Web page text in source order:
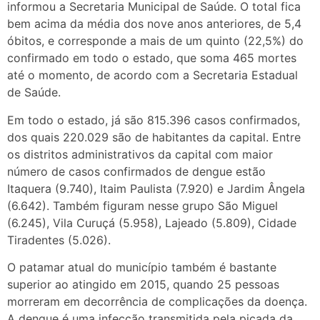
informou a Secretaria Municipal de Saúde. O total fica
bem acima da média dos nove anos anteriores, de 5,4
óbitos, e corresponde a mais de um quinto (22,5%) do
confirmado em todo o estado, que soma 465 mortes
até o momento, de acordo com a Secretaria Estadual
de Saúde.
Em todo o estado, já são 815.396 casos confirmados,
dos quais 220.029 são de habitantes da capital. Entre
os distritos administrativos da capital com maior
número de casos confirmados de dengue estão
Itaquera (9.740), Itaim Paulista (7.920) e Jardim Ângela
(6.642). Também figuram nesse grupo São Miguel
(6.245), Vila Curuçá (5.958), Lajeado (5.809), Cidade
Tiradentes (5.026).
O patamar atual do município também é bastante
superior ao atingido em 2015, quando 25 pessoas
morreram em decorrência de complicações da doença.